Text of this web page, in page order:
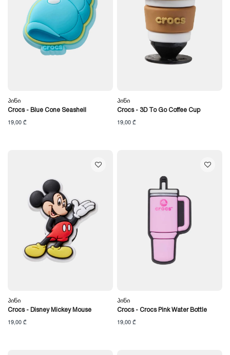
Პინი
Crocs - Blue Cone Seashell
19,00 ₾
Პინი
Crocs - 3D To Go Coffee Cup
19,00 ₾
Პინი
Crocs - Disney Mickey Mouse
19,00 ₾
Პინი
Crocs - Crocs Pink Water Bottle
19,00 ₾